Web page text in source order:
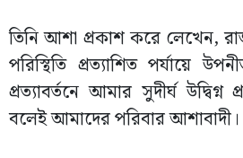
তিনি আশা প্রকাশ করে লেখেন,
পরিস্থিতি প্রত্যাশিত পর্যায়ে
প্রত্যাবর্তনে আমার সুদীর্ঘ
বলেই আমাদের পরিবার আশাবাদী।